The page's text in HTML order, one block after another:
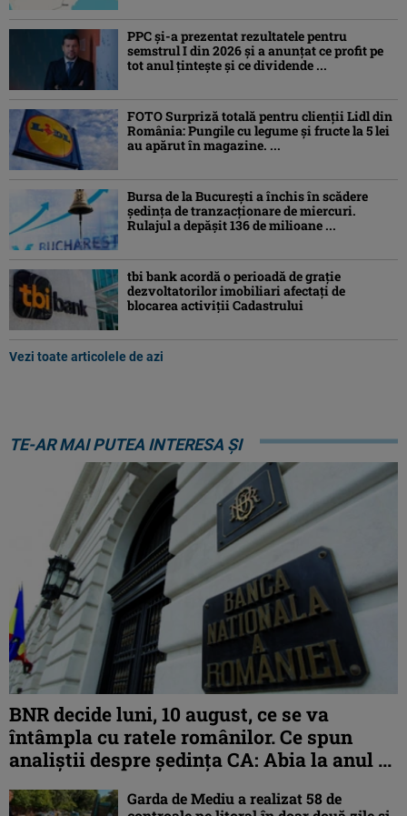
PPC și-a prezentat rezultatele pentru
semstrul I din 2026 și a anunțat ce profit pe
tot anul țintește și ce dividende ...
FOTO Surpriză totală pentru clienții Lidl din
România: Pungile cu legume și fructe la 5 lei
au apărut în magazine. ...
Bursa de la București a închis în scădere
ședința de tranzacționare de miercuri.
Rulajul a depășit 136 de milioane ...
tbi bank acordă o perioadă de grație
dezvoltatorilor imobiliari afectați de
blocarea activiții Cadastrului
Vezi toate articolele de azi
TE-AR MAI PUTEA INTERESA ȘI
BNR decide luni, 10 august, ce se va
întâmpla cu ratele românilor. Ce spun
analiștii despre ședința CA: Abia la anul ...
Garda de Mediu a realizat 58 de